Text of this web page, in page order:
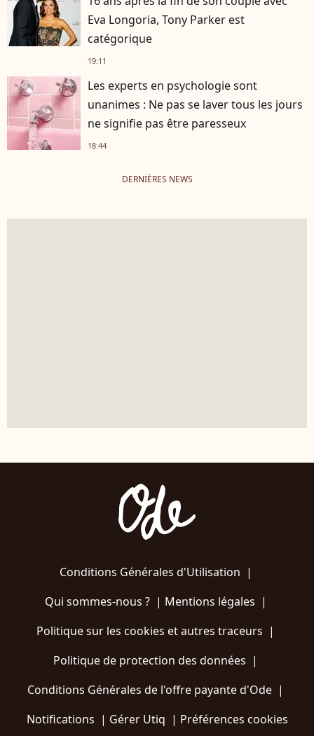
Eva Longoria, Tony Parker est
catégorique
19:11
Les experts en psychologie sont
unanimes : Ne pas se laver tous les jours
ne signifie pas être paresseux
18:44
DERNIÈRES NEWS
Conditions Générales d'Utilisation |
Qui sommes-nous ?| Mentions légales |
Politique sur les cookies et autres traceurs |
Politique de protection des données |
Conditions Générales de l'offre payante d'Ode |
Notifications | Gérer Utiq | Préférences cookies